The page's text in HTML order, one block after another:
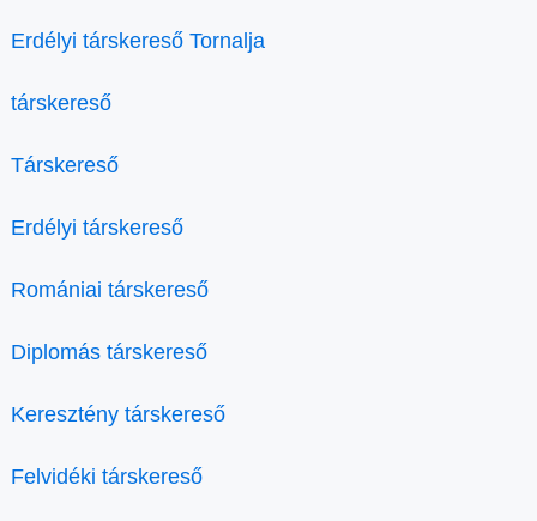
Erdélyi társkereső Tornalja
társkereső
Társkereső
Erdélyi társkereső
Romániai társkereső
Diplomás társkereső
Keresztény társkereső
Felvidéki társkereső